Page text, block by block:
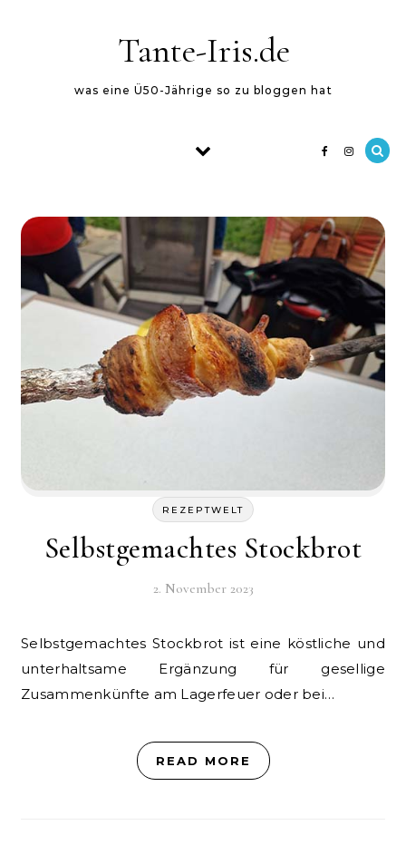
Tante-Iris.de
was eine Ü50-Jährige so zu bloggen hat
REZEPTWELT
Selbstgemachtes Stockbrot
2. November 2023
Selbstgemachtes Stockbrot ist eine köstliche und
unterhaltsame Ergänzung für gesellige
Zusammenkünfte am Lagerfeuer oder bei…
READ MORE